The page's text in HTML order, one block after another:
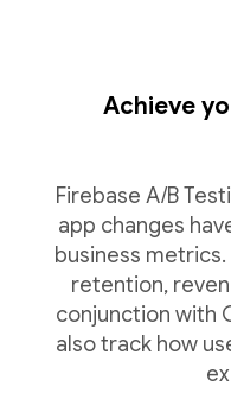
Achieve
Firebase A/B
app changes
business
retention,
conjunction with
also track how